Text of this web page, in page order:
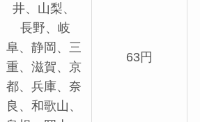
井、山梨、
長野、岐
阜、静岡、三
重、滋賀、京
都、兵庫、奈
良、和歌山、
63円